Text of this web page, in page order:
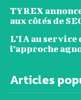
TYREX
aux côtés de
L’IA au
l’approche
Articles